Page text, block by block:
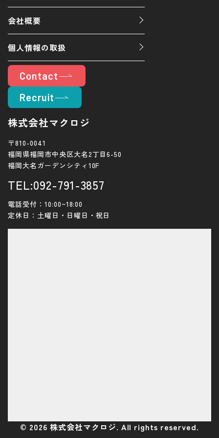
会社概要
個人情報の取扱
Contact
Recruit
株式会社マクロジ
〒810-0041
福岡県福岡市中央区大名2丁目6-50
福岡大名ガーデンシティ10F
TEL:092-791-3857
電話受付：10:00~18:00
定休日：土曜日・日曜日・祝日
© 2026 株式会社マクロジ. All rights reserved.